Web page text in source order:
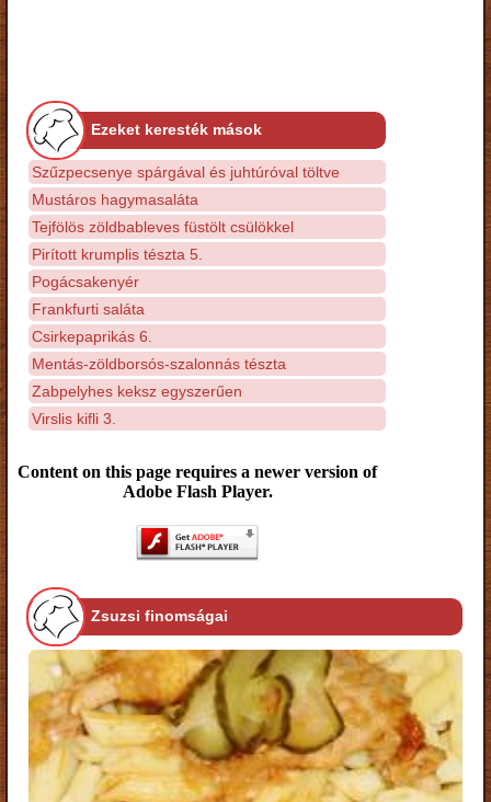
Ezeket keresték mások
Szűzpecsenye spárgával és juhtúróval töltve
Mustáros hagymasaláta
Tejfölös zöldbableves füstölt csülökkel
Pirított krumplis tészta 5.
Pogácsakenyér
Frankfurti saláta
Csirkepaprikás 6.
Mentás-zöldborsós-szalonnás tészta
Zabpelyhes keksz egyszerűen
Virslis kifli 3.
Content on this page requires a newer version of
Adobe Flash Player.
Zsuzsi finomságai